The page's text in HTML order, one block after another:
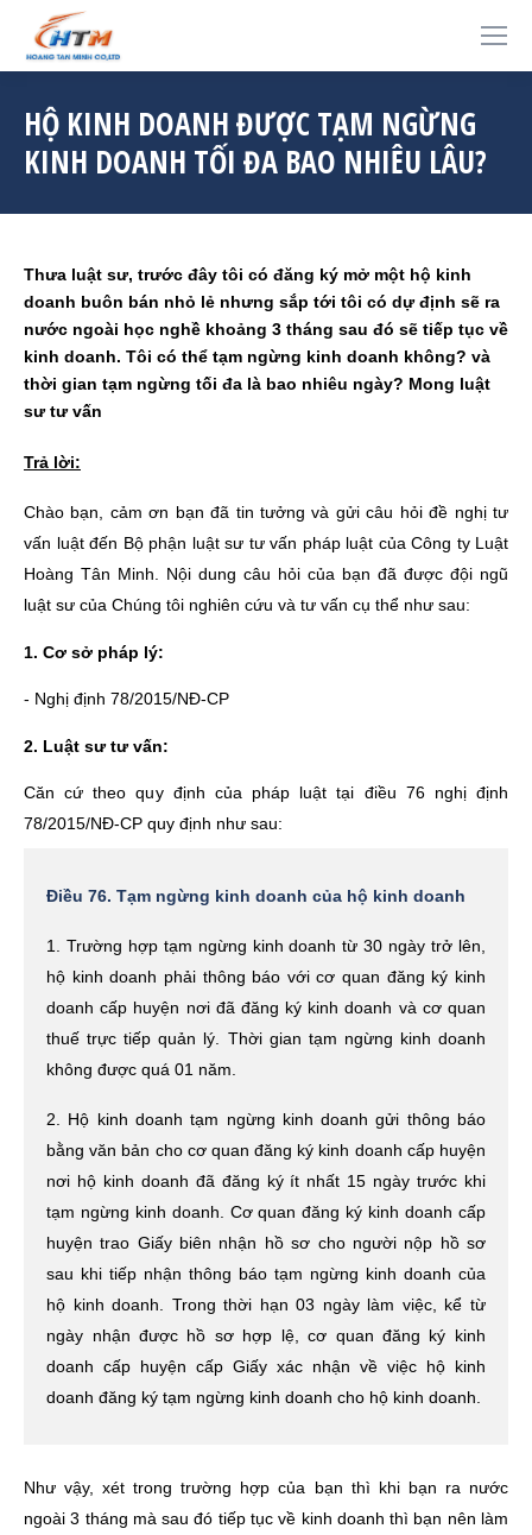
HỘ KINH DOANH ĐƯỢC TẠM NGỪNG
KINH DOANH TỐI ĐA BAO NHIÊU LÂU?
Thưa luật sư, trước đây tôi có đăng ký mở một hộ kinh
doanh buôn bán nhỏ lẻ nhưng sắp tới tôi có dự định sẽ ra
nước ngoài học nghề khoảng 3 tháng sau đó sẽ tiếp tục về
kinh doanh. Tôi có thể tạm ngừng kinh doanh không? và
thời gian tạm ngừng tối đa là bao nhiêu ngày? Mong luật
sư tư vấn
Trả lời:
Chào bạn, cảm ơn bạn đã tin tưởng và gửi câu hỏi đề nghị tư
vấn luật đến Bộ phận luật sư tư vấn pháp luật của Công ty Luật
Hoàng Tân Minh. Nội dung câu hỏi của bạn đã được đội ngũ
luật sư của Chúng tôi nghiên cứu và tư vấn cụ thể như sau:
1. Cơ sở pháp lý:
- Nghị định 78/2015/NĐ-CP
2. Luật sư tư vấn:
Căn cứ theo quy định của pháp luật tại điều 76 nghị định
78/2015/NĐ-CP quy định như sau:
Điều 76. Tạm ngừng kinh doanh của hộ kinh doanh
1. Trường hợp tạm ngừng kinh doanh từ 30 ngày trở lên,
hộ kinh doanh phải thông báo với cơ quan đăng ký kinh
doanh cấp huyện nơi đã đăng ký kinh doanh và cơ quan
thuế trực tiếp quản lý. Thời gian tạm ngừng kinh doanh
không được quá 01 năm.
2. Hộ kinh doanh tạm ngừng kinh doanh gửi thông báo
bằng văn bản cho cơ quan đăng ký kinh doanh cấp huyện
nơi hộ kinh doanh đã đăng ký ít nhất 15 ngày trước khi
tạm ngừng kinh doanh. Cơ quan đăng ký kinh doanh cấp
huyện trao Giấy biên nhận hồ sơ cho người nộp hồ sơ
sau khi tiếp nhận thông báo tạm ngừng kinh doanh của
hộ kinh doanh. Trong thời hạn 03 ngày làm việc, kể từ
ngày nhận được hồ sơ hợp lệ, cơ quan đăng ký kinh
doanh cấp huyện cấp Giấy xác nhận về việc hộ kinh
doanh đăng ký tạm ngừng kinh doanh cho hộ kinh doanh.
Như vậy, xét trong trường hợp của bạn thì khi bạn ra nước
ngoài 3 tháng mà sau đó tiếp tục về kinh doanh thì bạn nên làm